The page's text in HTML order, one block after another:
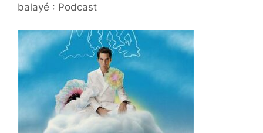
balayé : Podcast